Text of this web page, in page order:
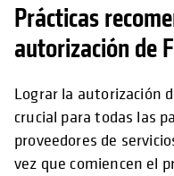
Prácticas
autorización de
Lograr la autorización
crucial para todas las
proveedores de
vez que comiencen el